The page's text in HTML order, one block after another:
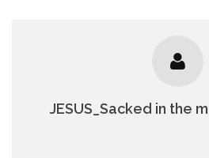
JESUS_Sacked in the